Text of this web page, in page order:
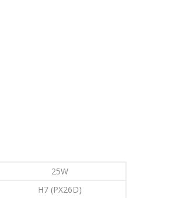
25W
H7 (PX26D)